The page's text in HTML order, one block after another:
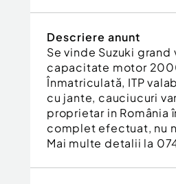
Descriere anunt
Se vinde Suzuki
capacitate motor
Înmatriculată, ITP
cu jante, cauciucuri
proprietar in România
complet efectuat, nu
Mai multe detalii la